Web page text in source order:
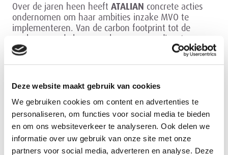
Deze website maakt gebruik van cookies
We gebruiken cookies om content en advertenties te
personaliseren, om functies voor social media te bieden
en om ons websiteverkeer te analyseren. Ook delen we
informatie over uw gebruik van onze site met onze
partners voor social media, adverteren en analyse. Deze
Over de jaren heen heeft ATALIAN concrete acties
ondernomen om haar ambities inzake MVO te
implementeren. Van de carbon footprint tot de
analyse van de levenscyclus van onze diensten,
preventie van musculoskeletale aandoeningen (MSA)
en hartstilstand.
toont hiermee duidelijk
SHEQ Beleid en
doelstellingen 2019-2021